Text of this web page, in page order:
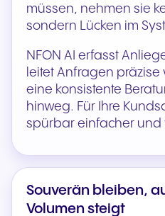
müssen, nehmen sie
sondern Lücken im
NFON AI erfasst
leitet Anfragen
eine konsistente
hinweg. Für Ihre
spürbar einfacher und
Souverän bleiben,
Volumen steigt